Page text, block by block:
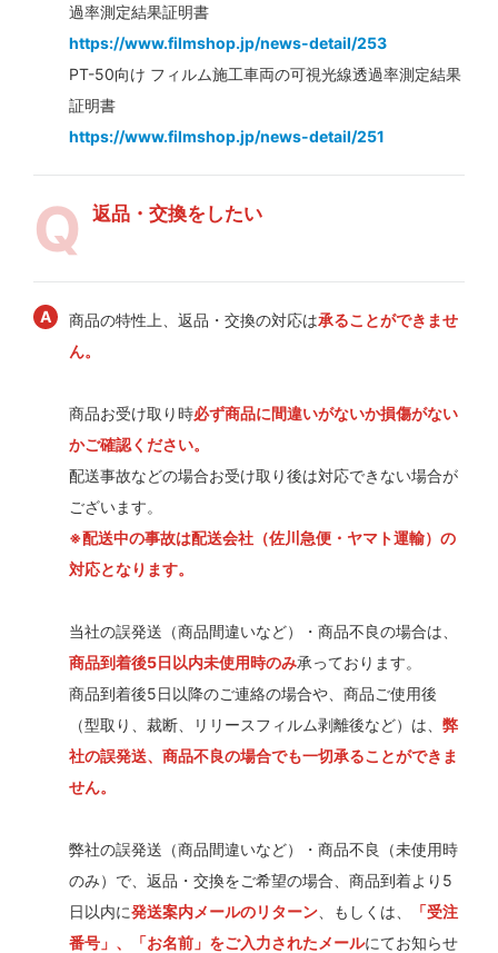
過率測定結果証明書
https://www.filmshop.jp/news-detail/253
PT-50向け フィルム施工車両の可視光線透過率測定結果
証明書
https://www.filmshop.jp/news-detail/251
返品・交換をしたい
商品の特性上、返品・交換の対応は承ることができませ
ん。
商品お受け取り時必ず商品に間違いがないか損傷がない
かご確認ください。
配送事故などの場合お受け取り後は対応できない場合が
ございます。
※配送中の事故は配送会社（佐川急便・ヤマト運輸）の
対応となります。
当社の誤発送（商品間違いなど）・商品不良の場合は、
商品到着後5日以内未使用時のみ承っております。
商品到着後5日以降のご連絡の場合や、商品ご使用後
（型取り、裁断、リリースフィルム剥離後など）は、 弊
社の誤発送、商品不良の場合でも一切承ることができま
せん。
弊社の誤発送（商品間違いなど）・商品不良（未使用時
のみ）で、返品・交換をご希望の場合、商品到着より5
日以内に発送案内メールのリターン 、もしくは、
「受注
番号」、「お名前」をご入力されたメールにてお知らせ